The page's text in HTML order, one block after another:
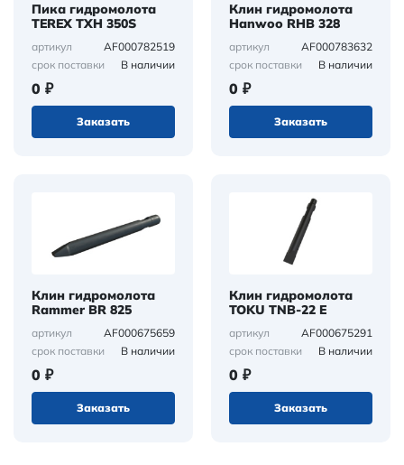
Пика гидромолота
TEREX TXH 350S
артикул
AF000782519
срок поставки
В наличии
0 ₽
Заказать
Клин гидромолота
Hanwoo RHB 328
артикул
AF000783632
срок поставки
В наличии
0 ₽
Заказать
Клин гидромолота
Rammer BR 825
артикул
AF000675659
срок поставки
В наличии
0 ₽
Заказать
Клин гидромолота
TOKU TNB-22 E
артикул
AF000675291
срок поставки
В наличии
0 ₽
Заказать